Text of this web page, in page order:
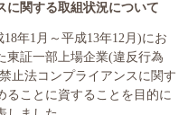
に関する取組状況について
18年1 月～平成13年12月)にお
東証一部上場企業(違反行為
止法コンプライアンスに関す
ることに資することを目的に